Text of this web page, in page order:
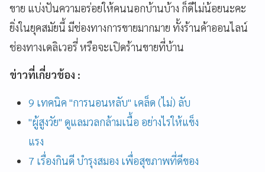
ขาย แบ่งปันความอร่อยให้คนนอกบ้านบ้าง ก็ดีไม่น้อยนะคะ
ยิ่งในยุคสมัยนี้ มีช่องทางการขายมากมาย ทั้งร้านค้าออนไลน์
ช่องทางเดลิเวอรี่ หรือจะเปิดร้านขายที่บ้าน
ข่าวที่เกี่ยวข้อง :
9 เทคนิค "การนอนหลับ" เคล็ด (ไม่) ลับ
"ผู้สูงวัย" ดูแลมวลกล้ามเนื้อ อย่างไรให้แข็ง
แรง
7 เรื่องกินดี บำรุงสมอง เพื่อสุขภาพที่ดีของ